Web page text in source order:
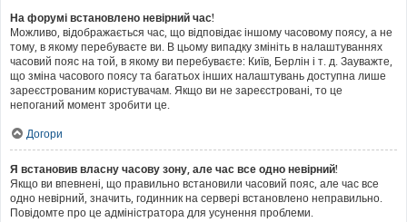
На форумі встановлено невірний час!
Можливо, відображається час, що відповідає іншому часовому поясу, а не
тому, в якому перебуваєте ви. В цьому випадку змініть в налаштуваннях
часовий пояс на той, в якому ви перебуваєте: Київ, Берлін і т. д. Зауважте,
що зміна часового поясу та багатьох інших налаштувань доступна лише
зареєстрованим користувачам. Якщо ви не зареєстровані, то це
непоганий момент зробити це.
Догори
Я встановив власну часову зону, але час все одно невірний!
Якщо ви впевнені, що правильно встановили часовий пояс, але час все
одно невірний, значить, годинник на сервері встановлено неправильно.
Повідомте про це адміністратора для усунення проблеми.